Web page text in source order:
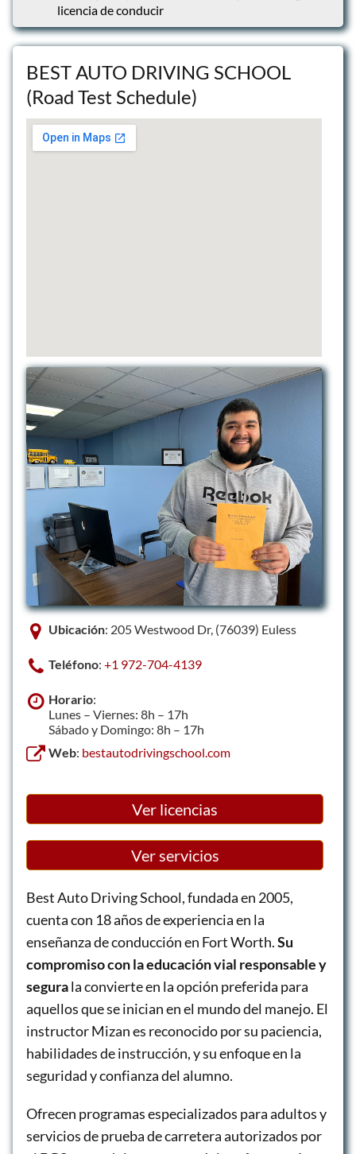
licencia de conducir
BEST AUTO DRIVING SCHOOL
(Road Test Schedule)
Ubicación: 205 Westwood Dr, (76039) Euless
Teléfono: +1 972-704-4139
Horario:
Lunes – Viernes: 8h – 17h
Sábado y Domingo: 8h – 17h
Web: bestautodrivingschool.com
Ver licencias
Ver servicios
Best Auto Driving School, fundada en 2005,
cuenta con 18 años de experiencia en la
enseñanza de conducción en Fort Worth.Su
compromiso con la educación vial responsable y
segurala convierte en la opción preferida para
aquellos que se inician en el mundo del manejo. El
instructor Mizan es reconocido por su paciencia,
habilidades de instrucción, y su enfoque en la
seguridad y confianza del alumno.
Ofrecen programas especializados para adultos y
servicios de prueba de carretera autorizados por